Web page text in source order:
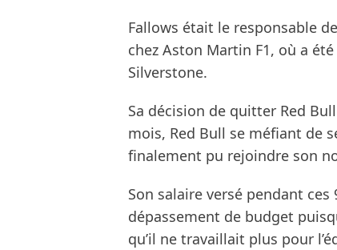
Fallows était le responsable
chez Aston Martin F1, où a
Silverstone.
Sa décision de quitter Red
mois, Red Bull se méfiant de
finalement pu rejoindre son
Son salaire versé pendant
dépassement de budget
qu’il ne travaillait plus pour